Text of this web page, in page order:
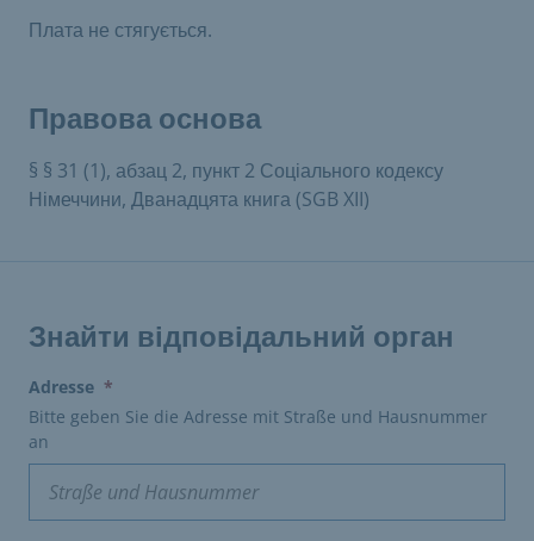
Плата не стягується.
Правова основа
§ § 31 (1), абзац 2, пункт 2 Соціального кодексу
Німеччини, Дванадцята книга (SGB XII)
Знайти відповідальний орган
Adresse *
Bitte geben Sie die Adresse mit Straße und Hausnummer
an